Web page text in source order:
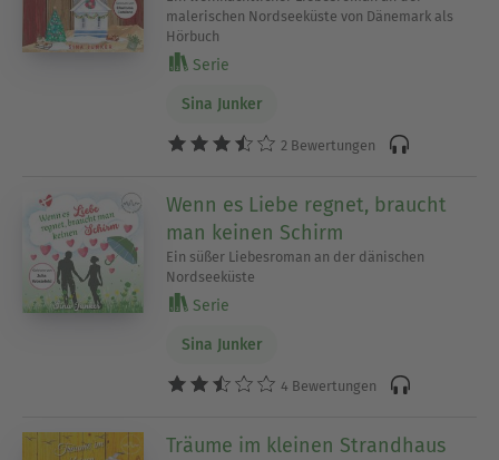
malerischen Nordseeküste von Dänemark als
Hörbuch
Serie
Sina Junker
2 Bewertungen
Wenn es Liebe regnet, braucht
man keinen Schirm
Ein süßer Liebesroman an der dänischen
Nordseeküste
Serie
Sina Junker
4 Bewertungen
Träume im kleinen Strandhaus